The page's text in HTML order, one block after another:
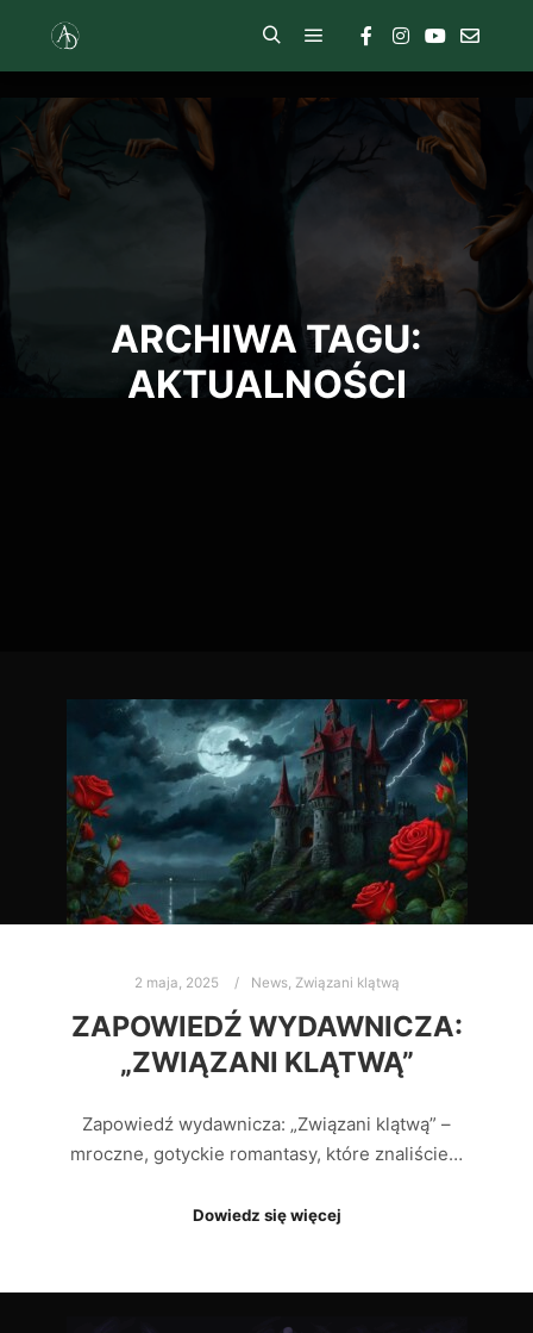
ARCHIWA TAGU:
AKTUALNOŚCI
2 maja, 2025 News, Związani klątwą
ZAPOWIEDŹ WYDAWNICZA:
„ZWIĄZANI KLĄTWĄ”
Zapowiedź wydawnicza: „Związani klątwą” –
mroczne, gotyckie romantasy, które znaliście…
Dowiedz się więcej